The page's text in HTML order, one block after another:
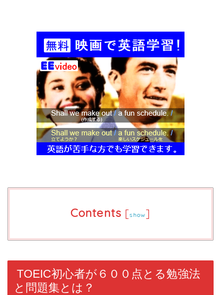
Contents [show]
TOEIC初心者が６００点とる勉強法
と問題集とは？